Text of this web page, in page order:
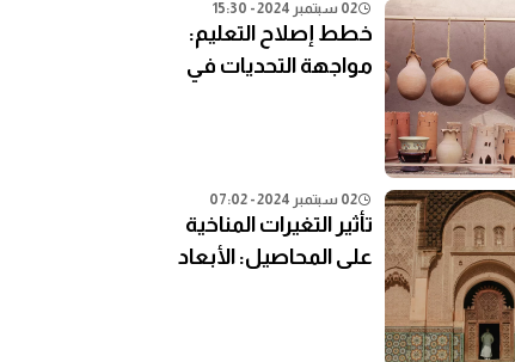
02 سبتمبر 2024 - 15:30
خطط إصلاح التعليم:
مواجهة التحديات في
02 سبتمبر 2024 - 07:02
تأثير التغيرات المناخية
على المحاصيل: الأبعاد